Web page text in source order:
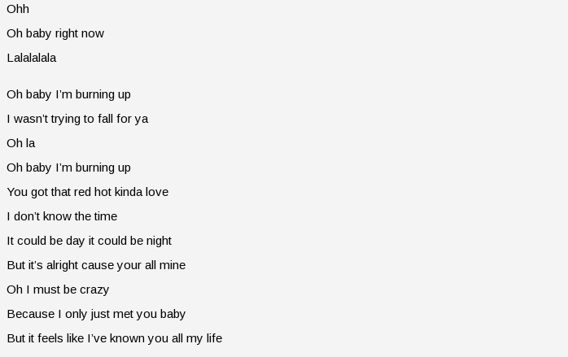
Ohh
Oh baby right now
Lalalalala
Oh baby I’m burning up
I wasn’t trying to fall for ya
Oh la
Oh baby I’m burning up
You got that red hot kinda love
I don’t know the time
It could be day it could be night
But it’s alright cause your all mine
Oh I must be crazy
Because I only just met you baby
But it feels like I’ve known you all my life